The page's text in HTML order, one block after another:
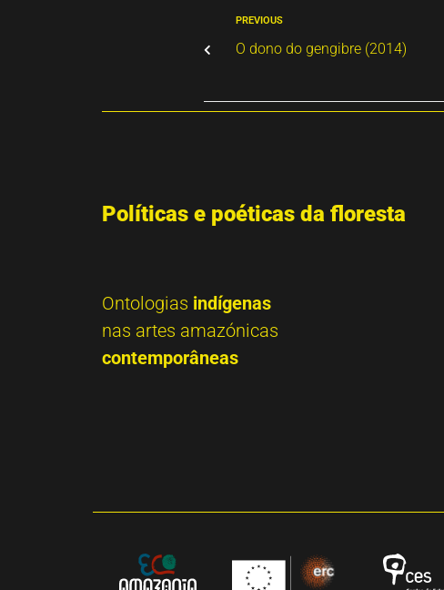
PREVIOUS
O dono do gengibre (2014)
Políticas e poéticas da floresta
Ontologias indígenas
nas artes amazónicas
contemporâneas